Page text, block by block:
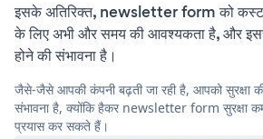
इसके अतिरिक्त, newsletter form को
के लिए अभी और समय की आवश्यकता है, और
होने की संभावना है।
जैसे-जैसे आपकी कंपनी बढ़ती जा रही है, आपको सुरक्षा
संभावना है, क्योंकि हैकर newsletter form सुरक्षा
प्रयास कर सकते हैं।